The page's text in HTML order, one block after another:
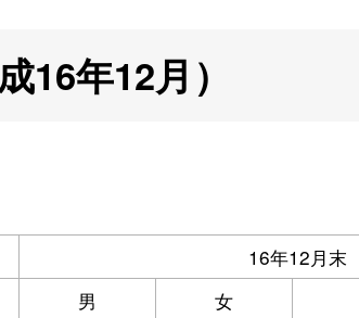
16年12月）
16年12月末
男 女